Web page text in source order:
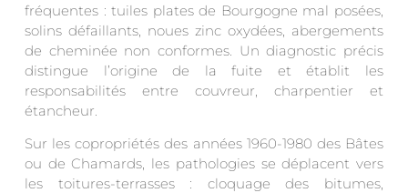
fréquentes : tuiles plates de Bourgogne mal posées,
solins défaillants, noues zinc oxydées, abergements
de cheminée non conformes. Un diagnostic précis
distingue l’origine de la fuite et établit les
responsabilités entre couvreur, charpentier et
étancheur.
Sur les copropriétés des années 1960-1980 des Bâtes
ou de Chamards, les pathologies se déplacent vers
les toitures-terrasses : cloquage des bitumes,